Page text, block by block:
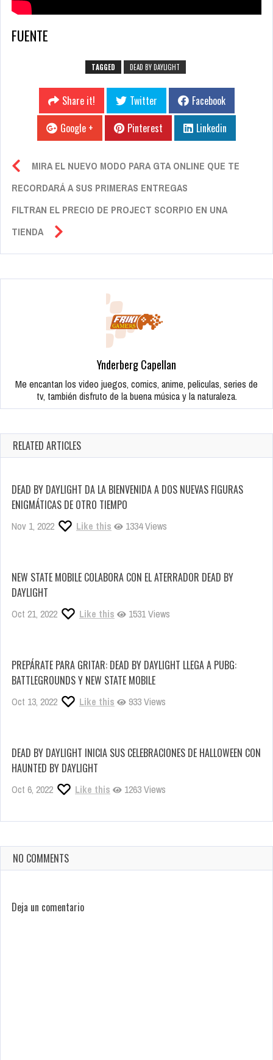
FUENTE
TAGGED DEAD BY DAYLIGHT
Share it! Twitter
Facebook
Google +
Pinterest Linkedin
MIRA EL NUEVO MODO PARA GTA ONLINE QUE TE
RECORDARÁ A SUS PRIMERAS ENTREGAS
FILTRAN EL PRECIO DE PROJECT SCORPIO EN UNA
TIENDA
Ynderberg Capellan
Me encantan los video juegos, comics, anime, peliculas, series de
tv, también disfruto de la buena música y la naturaleza.
RELATED ARTICLES
DEAD BY DAYLIGHT DA LA BIENVENIDA A DOS NUEVAS FIGURAS
ENIGMÁTICAS DE OTRO TIEMPO
Nov 1, 2022 Like this 1334 Views
NEW STATE MOBILE COLABORA CON EL ATERRADOR DEAD BY
DAYLIGHT
Oct 21, 2022 Like this 1531 Views
PREPÁRATE PARA GRITAR: DEAD BY DAYLIGHT LLEGA A PUBG:
BATTLEGROUNDS Y NEW STATE MOBILE
Oct 13, 2022 Like this 933 Views
DEAD BY DAYLIGHT INICIA SUS CELEBRACIONES DE HALLOWEEN CON
HAUNTED BY DAYLIGHT
Oct 6, 2022 Like this 1263 Views
NO COMMENTS
Deja un comentario